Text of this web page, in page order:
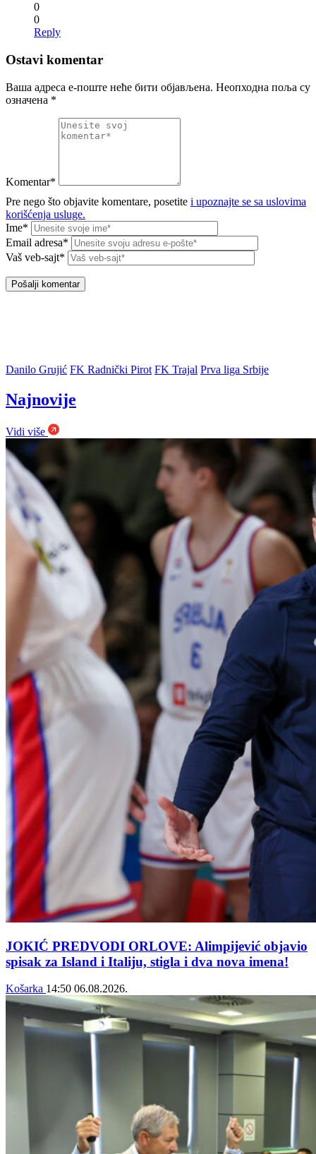
0
0
Reply
Ostavi komentar
Ваша адреса е-поште неће бити објављена. Неопходна поља су
означена *
Komentar*
Pre nego što objavite komentare, posetite i upoznajte se sa uslovima
korišćenja usluge.
Ime*
Email adresa*
Vaš veb-sajt*
Danilo Grujić FK Radnički Pirot FK Trajal Prva liga Srbije
Najnovije
Vidi više
JOKIĆ PREDVODI ORLOVE: Alimpijević objavio
spisak za Island i Italiju, stigla i dva nova imena!
Košarka 14:50 06.08.2026.